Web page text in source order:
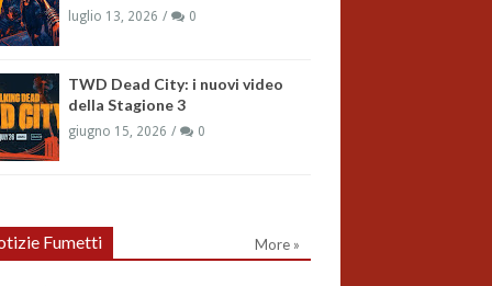
luglio 13, 2026 0
TWD Dead City: i nuovi video
della Stagione 3
giugno 15, 2026 0
Fumetti More »